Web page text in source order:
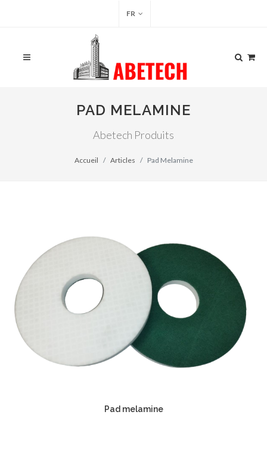
FR
PAD MELAMINE
Abetech Produits
Accueil Articles Pad Melamine
Pad melamine